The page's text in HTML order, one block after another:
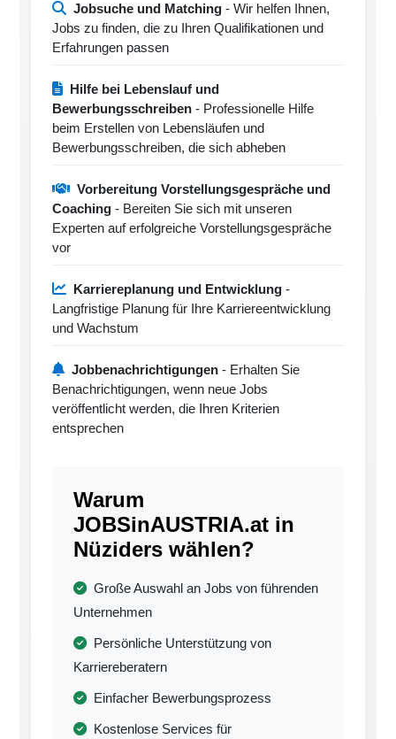
Jobsuche und Matching - Wir helfen Ihnen,
Jobs zu finden, die zu Ihren Qualifikationen und
Erfahrungen passen
Hilfe bei Lebenslauf und
Bewerbungsschreiben - Professionelle Hilfe
beim Erstellen von Lebensläufen und
Bewerbungsschreiben, die sich abheben
Vorbereitung Vorstellungsgespräche und
Coaching - Bereiten Sie sich mit unseren
Experten auf erfolgreiche Vorstellungsgespräche
vor
Karriereplanung und Entwicklung -
Langfristige Planung für Ihre Karriereentwicklung
und Wachstum
Jobbenachrichtigungen - Erhalten Sie
Benachrichtigungen, wenn neue Jobs
veröffentlicht werden, die Ihren Kriterien
entsprechen
Warum
JOBSinAUSTRIA.at in
Nüziders wählen?
Große Auswahl an Jobs von führenden
Unternehmen
Persönliche Unterstützung von
Karriereberatern
Einfacher Bewerbungsprozess
Kostenlose Services für